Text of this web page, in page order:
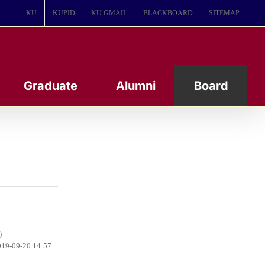
KU KUPID KU GMAIL BLACKBOARD SITEMAP
Graduate Alumni Board
09-20 14:57